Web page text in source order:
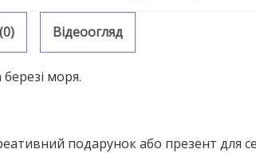
Відеоогляд
березі моря.
подарунок або презент для